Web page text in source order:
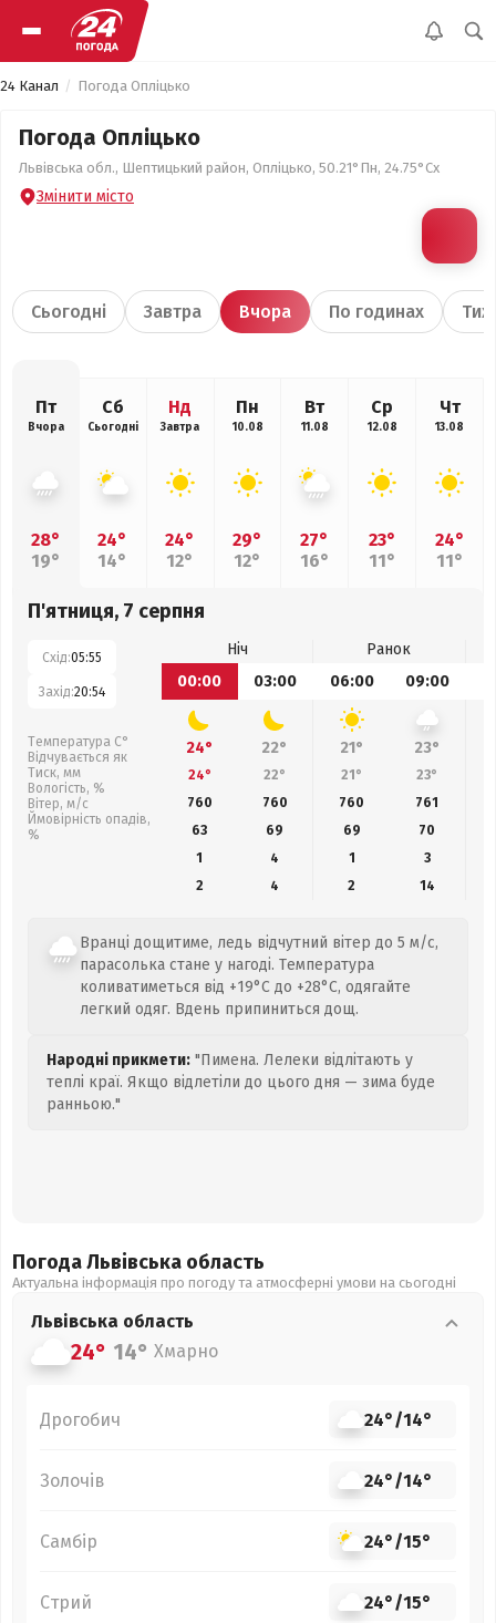
24 Канал Погода Опліцько
Погода Опліцько
Львівська обл., Шептицький район, Опліцько, 50.21°Пн, 24.75°Сх
Змінити місто
Сьогодні Завтра Вчора По годинах
Пт
Вчора
28°
19°
Сб
Сьогодні
24°
14°
Нд
Завтра
24°
12°
Пн
10.08
29°
12°
Вт
11.08
27°
16°
Ср
12.08
23°
11°
Чт
13.08
24°
11°
П'ятниця, 7 серпня
Схід:05:55
Захід:20:54
Температура С°
Відчувається як
Тиск, мм
Вологість, %
Вітер, м/с
Ймовірність опадів,
%
Ніч
Ранок
00:00
03:00 06:00 09:00
24° 22° 21° 23°
24° 22° 21° 23°
760
760 760 761
63
69 69 70
1
4 1
3
2
4 2 14
Вранці дощитиме, ледь відчутний вітер до 5 м/с,
парасолька стане у нагоді. Температура
коливатиметься від +19°C до +28°C, одягайте
легкий одяг. Вдень припиниться дощ.
Народні прикмети: "Пимена. Лелеки відлітають у
теплі краї. Якщо відлетіли до цього дня — зима буде
ранньою."
Погода Львівська область
Актуальна інформація про погоду та атмосферні умови на сьогодні
Львівська область
24° 14° Хмарно
Дрогобич 24°/14°
Золочів 24°/14°
Самбір 24°/15°
Стрий 24°/15°